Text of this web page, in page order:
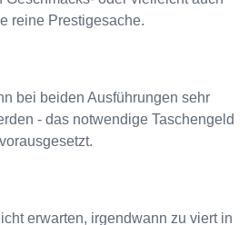
reine Prestigesache.
bei beiden Ausführungen sehr
- das notwendige Taschengeld
vorausgesetzt.
erwarten, irgendwann zu viert in